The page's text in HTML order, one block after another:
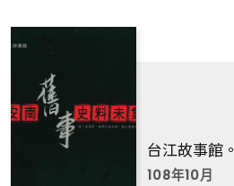
台江故事館
108年10月